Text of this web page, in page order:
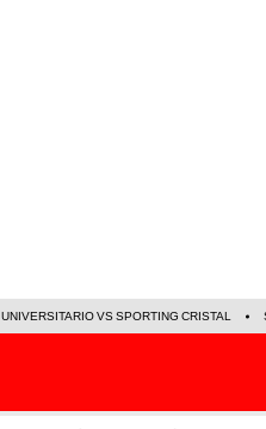
UNIVERSITARIO VS SPORTING CRISTAL